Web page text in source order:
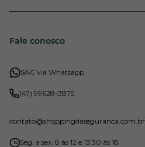
Fale conosco
SAC via Whatsapp
(47) 99628-3875
contato@shoppingdaseguranca.com.br
Seg. a sex. 8 às 12 e 13:30 às 18